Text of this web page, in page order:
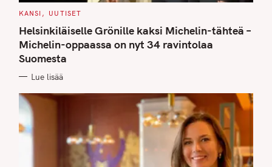
C
T
E
G
O
R
I
S
KANSI UUTISET
Helsinkiläiselle Grönille kaksi Michelin-tähteä –
Michelin-oppaassa on nyt 34 ravintolaa
Suomesta
Lue lisää